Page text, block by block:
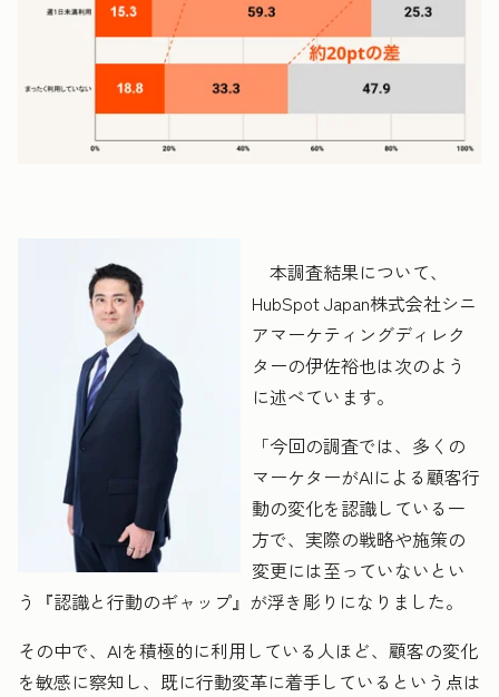
本調査結果について、
HubSpot Japan株式会社シニ
アマーケティングディレク
ターの伊佐裕也は次のよう
に述べています。
「今回の調査では、多くの
マーケターがAIによる顧客行
動の変化を認識している一
方で、実際の戦略や施策の
変更には至っていないとい
う『認識と行動のギャップ』が浮き彫りになりました。
その中で、AIを積極的に利用している人ほど、顧客の変化
を敏感に察知し、既に行動変革に着手しているという点は